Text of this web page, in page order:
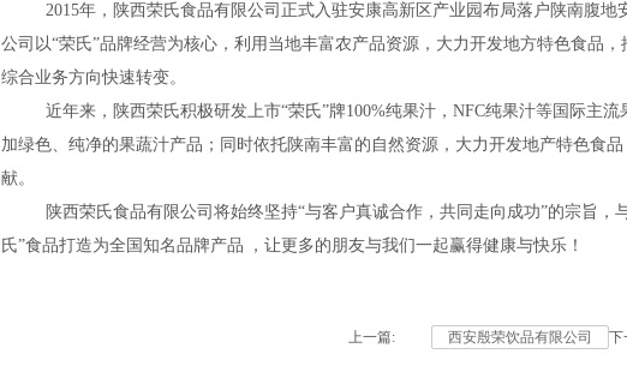
2015年，陕西荣氏食品有限公司正式入驻安康高新区产业园布局落户陕南腹地
公司以“荣氏”品牌经营为核心，利用当地丰富农产品资源，大力开发地方特色食品
综合业务方向快速转变。
近年来，陕西荣氏积极研发上市“荣氏”牌100%纯果汁，NFC纯果汁等国际主
加绿色、纯净的果蔬汁产品；同时依托陕南丰富的自然资源，大力开发地产特色食
献。
陕西荣氏食品有限公司将始终坚持“与客户真诚合作，共同走向成功”的宗旨，
氏”食品打造为全国知名品牌产品 ，让更多的朋友与我们一起赢得健康与快乐！
上一篇: 西安殷荣饮品有限公司 下